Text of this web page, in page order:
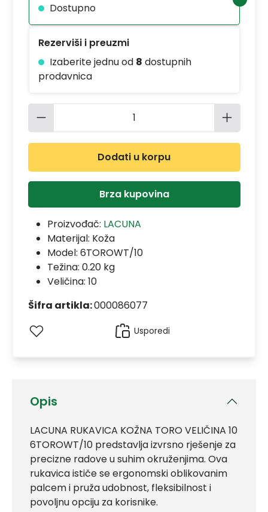
Opis
LACUNA RUKAVICA KOŽNA TORO VELIČINA 10
6TOROWT/10 predstavlja izvrsno rješenje za
precizne radove u suhim okruženjima. Ova
rukavica ističe se ergonomski oblikovanim
palcem i pruža udobnost, fleksibilnost i
povoljnu opciju za korisnike.
Dostupno
Rezerviši i preuzmi
Izaberite jednu od 8 dostupnih
prodavnica
Količina proizvoda: Unesite
Dodati u korpu
Brza kupovina
Proizvođač: LACUNA
Materijal: Koža
Model: 6TOROWT/10
Težina: 0.20 kg
Veličina: 10
Šifra artikla:000086077
Usporedi